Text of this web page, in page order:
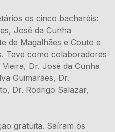
os cinco bacharéis:
José da Cunha
de Magalhães e Couto e
Teve como colaboradores
Dr. José da Cunha
Guimarães, Dr.
Dr. Rodrigo Salazar,
gratuita. Saíram os